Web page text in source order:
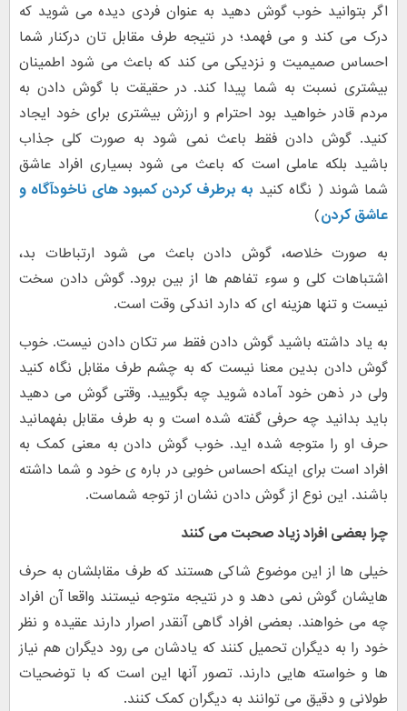
اگر بتوانید خوب گوش دهید به عنوان فردی دیده می شوید که
درک می کند و می فهمد؛ در نتیجه طرف مقابل تان درکنار شما
احساس صمیمیت و نزدیکی می کند که باعث می شود اطمینان
بیشتری نسبت به شما پیدا کند. در حقیقت با گوش دادن به
مردم قادر خواهید بود احترام و ارزش بیشتری برای خود ایجاد
کنید. گوش دادن فقط باعث نمی شود به صورت کلی جذاب
باشید بلکه عاملی است که باعث می شود بسیاری افراد عاشق
شما شوند ( نگاه کنید به برطرف کردن کمبود های ناخودآگاه و
عاشق کردن)
به صورت خلاصه، گوش دادن باعث می شود ارتباطات بد،
اشتباهات کلی و سوء تفاهم ها از بین برود. گوش دادن سخت
نیست و تنها هزینه ای که دارد اندکی وقت است.
به یاد داشته باشید گوش دادن فقط سر تکان دادن نیست. خوب
گوش دادن بدین معنا نیست که به چشم طرف مقابل نگاه کنید
ولی در ذهن خود آماده شوید چه بگویید. وقتی گوش می دهید
باید بدانید چه حرفی گفته شده است و به طرف مقابل بفهمانید
حرف او را متوجه شده اید. خوب گوش دادن به معنی کمک به
افراد است برای اینکه احساس خوبی در باره ی خود و شما داشته
باشند. این نوع از گوش دادن نشان از توجه شماست.
چرا بعضی افراد زیاد صحبت می کنند
خیلی ها از این موضوع شاکی هستند که طرف مقابلشان به حرف
هایشان گوش نمی دهد و در نتیجه متوجه نیستند واقعا آن افراد
چه می خواهند. بعضی افراد گاهی آنقدر اصرار دارند عقیده و نظر
خود را به دیگران تحمیل کنند که یادشان می رود دیگران هم نیاز
ها و خواسته هایی دارند. تصور آنها این است که با توضحیات
طولانی و دقیق می توانند به دیگران کمک کنند.